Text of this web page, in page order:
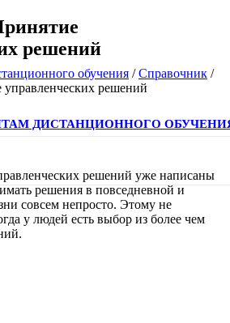
ДИСТАНЦИОННОГО
решений
обучения /Справочник /
решений
решений уже написаны
решения в повседневной и
совсем непросто. Этому не
у людей есть выбор из более чем